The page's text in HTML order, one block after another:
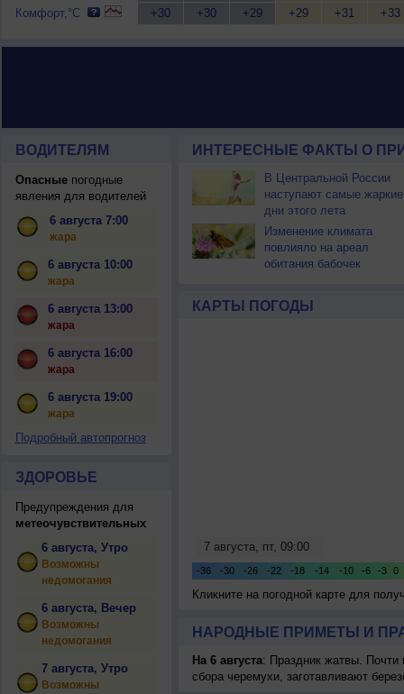
Комфорт,°C
+30
+30
+29
+29
+31
+33
ВОДИТЕЛЯМ
Опасныепогодные
явления для водителей
6 августа 7:00
жара
6 августа 10:00
жара
6 августа 13:00
жара
6 августа 16:00
жара
6 августа 19:00
жара
Подробный автопрогноз
ЗДОРОВЬЕ
Предупреждения для
метеочувствительных
6 августа, Утро
Возможны
недомогания
6 августа, Вечер
Возможны
недомогания
7 августа, Утро
Возможны
ИНТЕРЕСНЫЕ ФАКТЫ О
В Центральной России
наступают самые жаркие
дни этого лета
Изменение климата
повлияло на ареал
обитания бабочек
КАРТЫ ПОГОДЫ
Кликните на погодной карте для
НАРОДНЫЕ ПРИМЕТЫ И
На 6 августа: Праздник жатвы. Почти
сбора черемухи, заготавливают